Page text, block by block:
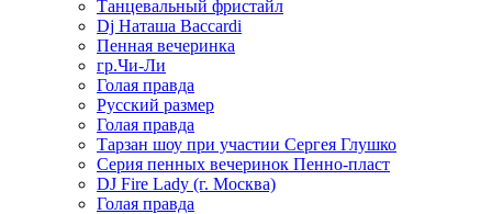
Танцевальный фристайл
Dj Наташа Baccardi
Пенная вечеринка
гр.Чи-Ли
Голая правда
Русский размер
Голая правда
Тарзан шоу при участии Сергея Глушко
Серия пенных вечеринок Пенно-пласт
DJ Fire Lady (г. Москва)
Голая правда